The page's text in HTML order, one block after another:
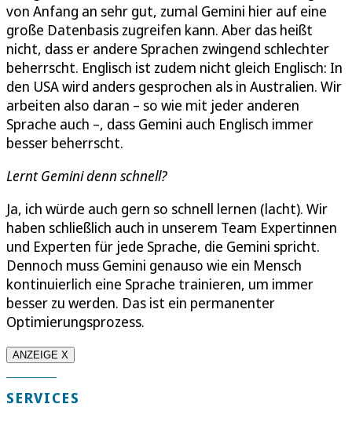
von Anfang an sehr gut, zumal Gemini hier auf eine
große Datenbasis zugreifen kann. Aber das heißt
nicht, dass er andere Sprachen zwingend schlechter
beherrscht. Englisch ist zudem nicht gleich Englisch: In
den USA wird anders gesprochen als in Australien. Wir
arbeiten also daran – so wie mit jeder anderen
Sprache auch –, dass Gemini auch Englisch immer
besser beherrscht.
Lernt Gemini denn schnell?
Ja, ich würde auch gern so schnell lernen (lacht). Wir
haben schließlich auch in unserem Team Expertinnen
und Experten für jede Sprache, die Gemini spricht.
Dennoch muss Gemini genauso wie ein Mensch
kontinuierlich eine Sprache trainieren, um immer
besser zu werden. Das ist ein permanenter
Optimierungsprozess.
ANZEIGE X
SERVICES